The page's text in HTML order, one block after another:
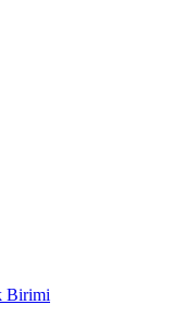
Birimi